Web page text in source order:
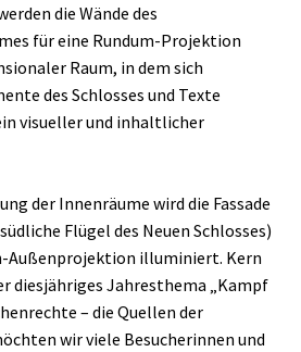
die Wände des
für eine Rundum-Projektion
Raum, in dem sich
des Schlosses und Texte
visueller und inhaltlicher
der Innenräume wird die Fassade
Flügel des Neuen Schlosses)
Außenprojektion illuminiert. Kern
diesjähriges Jahresthema „Kampf
– die Quellen der
wir viele Besucherinnen und